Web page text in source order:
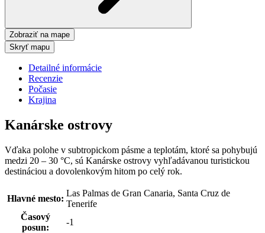
Zobraziť na mape
Skryť mapu
Detailné informácie
Recenzie
Počasie
Krajina
Kanárske ostrovy
Vďaka polohe v subtropickom pásme a teplotám, ktoré sa pohybujú
medzi 20 – 30 °C, sú Kanárske ostrovy vyhľadávanou turistickou
destináciou a dovolenkovým hitom po celý rok.
Hlavné mesto:
Las Palmas de Gran Canaria, Santa Cruz de
Tenerife
Časový
posun:
-1